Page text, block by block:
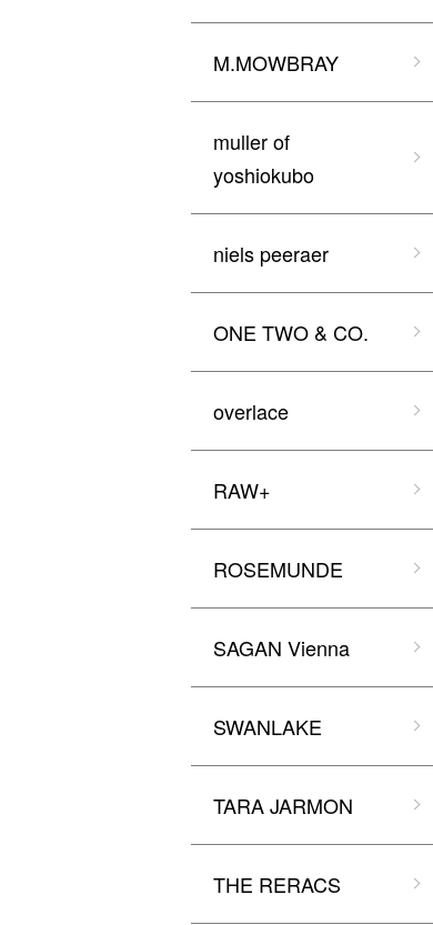
M.MOWBRAY
muller of
yoshiokubo
niels peeraer
ONE TWO & CO.
overlace
RAW+
ROSEMUNDE
SAGAN Vienna
SWANLAKE
TARA JARMON
THE RERACS